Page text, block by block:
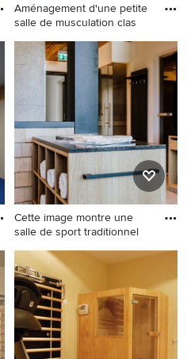
Aménagement d'une petite
salle de musculation clas
Aménagement d'une petite
salle de musculation
classique avec un mur blanc.
Cette image montre une
salle de sport traditionnel
Cette image montre une
salle de sport traditionnelle
multi-usage avec un mur
blanc et un sol beige.